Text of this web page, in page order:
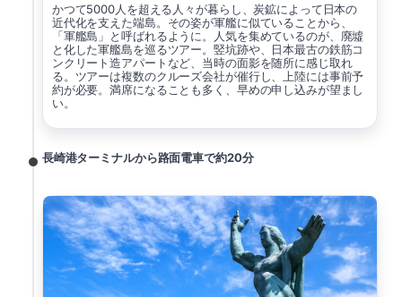
かつて5000人を超える人々が暮らし、炭鉱によって日本の
近代化を支えた端島。その姿が軍艦に似ていることから、
「軍艦島」と呼ばれるように。人気を集めているのが、廃墟
と化した軍艦島を巡るツアー。竪坑跡や、日本最古の鉄筋コ
ンクリート造アパートなど、当時の面影を随所に感じ取れ
る。ツアーは複数のクルーズ会社が催行し、上陸には事前予
約が必要。満席になることも多く、早めの申し込みが望まし
い。
長崎港ターミナルから路面電車で約20分